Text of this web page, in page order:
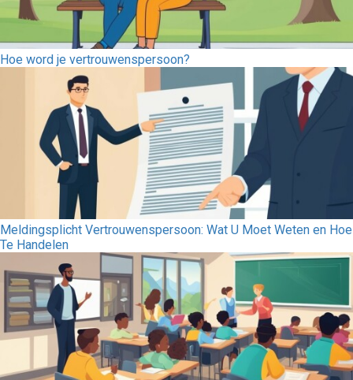
Hoe word je vertrouwenspersoon?
Meldingsplicht Vertrouwenspersoon: Wat U Moet Weten en Hoe
Te Handelen